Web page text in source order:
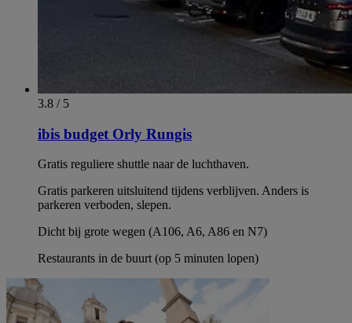
3.8 / 5
ibis budget Orly Rungis
Gratis reguliere shuttle naar de luchthaven.
Gratis parkeren uitsluitend tijdens verblijven. Anders is
parkeren verboden, slepen.
Dicht bij grote wegen (A106, A6, A86 en N7)
Restaurants in de buurt (op 5 minuten lopen)